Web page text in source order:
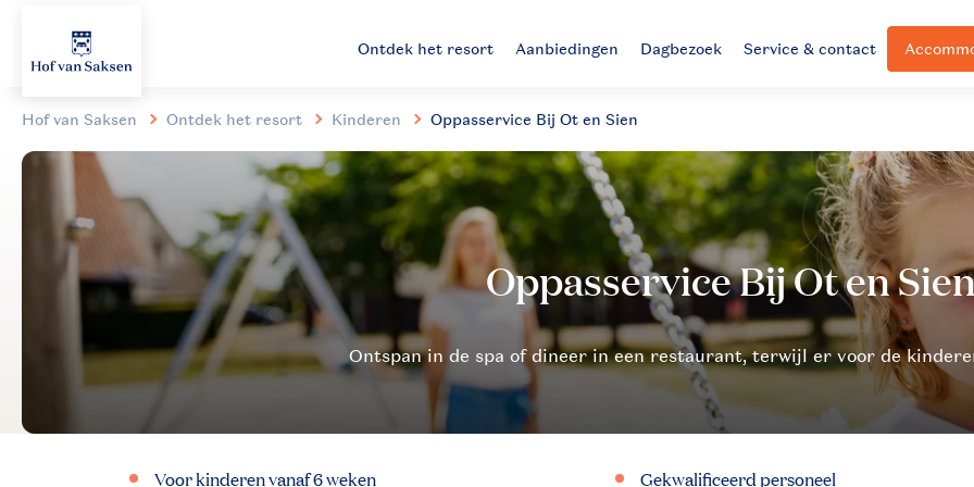
Ontdek het resort Aanbiedingen Dagbezoek Service & contact
Hof van Saksen Ontdek het resort Kinderen Oppasservice Bij Ot en Sien
Voor kinderen vanaf 6 weken Gekwalificeerd personeel